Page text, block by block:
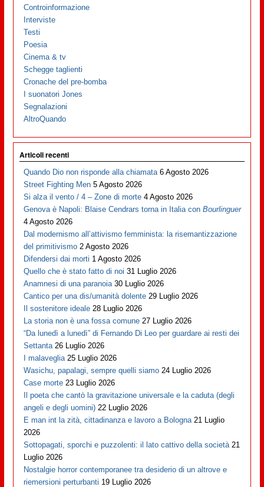
Controinformazione
Interviste
Testi
Poesia
Cinema & tv
Schegge taglienti
Cronache del pre-bomba
I suonatori Jones
Segnalazioni
AltroQuando
Articoli recenti
Quando Dio non risponde alla chiamata 6 Agosto 2026
Street Fighting Men 5 Agosto 2026
Si alza il vento / 4 – Zone di morte 4 Agosto 2026
Genova è Napoli: Blaise Cendrars torna in Italia conBourlinguer
4 Agosto 2026
Dal modernismo all’attivismo femminista: la risemantizzazione
del primitivismo 2 Agosto 2026
Difendersi dai morti 1 Agosto 2026
Quello che è stato fatto di noi 31 Luglio 2026
Anamnesi di una paranoia 30 Luglio 2026
Cantico per una dis/umanità dolente 29 Luglio 2026
Il sostenitore ideale 28 Luglio 2026
La storia non è una fossa comune 27 Luglio 2026
“Da lunedì a lunedì” di Fernando Di Leo per guardare ai resti dei
Settanta 26 Luglio 2026
I malaveglia 25 Luglio 2026
Wasichu, papalagi, sempre quelli siamo 24 Luglio 2026
Case morte 23 Luglio 2026
Il poeta che cantò la gravitazione universale e la caduta (degli
angeli e degli uomini) 22 Luglio 2026
E man int la zità, cittadinanza e lavoro a Bologna 21 Luglio
2026
Sottopagati, sporchi e puzzolenti: il lato cattivo della società 21
Luglio 2026
Nostalgie horror contemporanee tra desiderio di un altrove e
riemersioni perturbanti 19 Luglio 2026